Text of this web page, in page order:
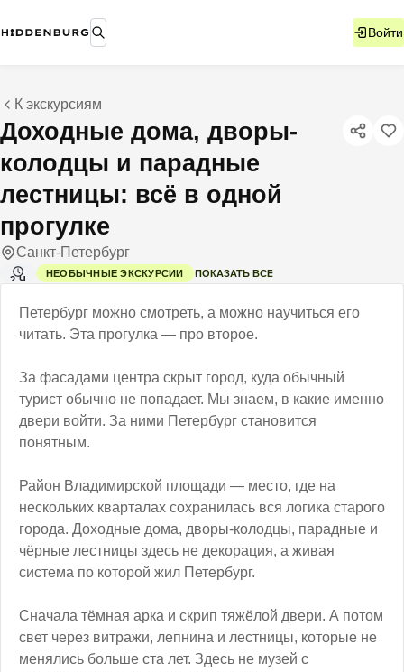
Войти
К экскурсиям
Доходные дома, дворы-
колодцы и парадные
лестницы: всё в одной
прогулке
Санкт-Петербург
2 Ч
НЕОБЫЧНЫЕ ЭКСКУРСИИ ПОКАЗАТЬ ВСЕ
Петербург можно смотреть, а можно научиться его
читать. Эта прогулка — про второе.
За фасадами центра скрыт город, куда обычный
турист обычно не попадает. Мы знаем, в какие именно
двери войти. За ними Петербург становится
понятным.
Район Владимирской площади — место, где на
нескольких кварталах сохранилась вся логика старого
города. Доходные дома, дворы-колодцы, парадные и
чёрные лестницы здесь не декорация, а живая
система по которой жил Петербург.
Сначала тёмная арка и скрип тяжёлой двери. А потом
свет через витражи, лепнина и лестницы, которые не
менялись больше ста лет. Здесь не музей с